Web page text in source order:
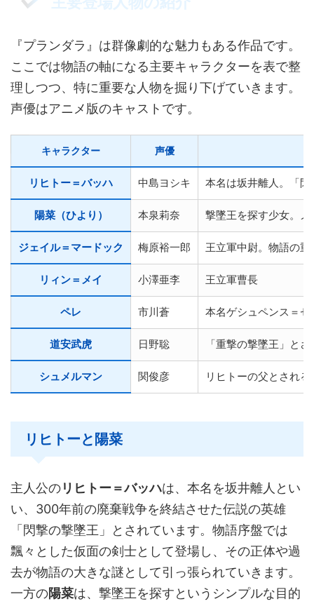
『プランダラ』は群像劇的な魅力もある作品です。
ここでは物語の軸になる主要キャラクターを表で整
理しつつ、特に重要な人物を掘り下げていきます。
声優はアニメ版のキャストです。
キャラクター 声優
リヒトー＝バッハ 中島ヨシキ 本名は坂井離人。「
陽菜（ひより） 本泉莉奈 撃墜王を探す少女。
ジェイル＝マードック 梅原裕一郎 王立軍中尉。物語の重
リィン＝メイ 小澤亜李 王立軍曹長
ペレ 市川蒼 本名ゲシュペンス＝
道安武虎 日野聡 「重撃の撃墜王」と
シュメルマン 関俊彦 リヒトーの父とされ
リヒトーと陽菜
主人公のリヒトー＝バッハは、本名を坂井離人とい
い、300年前の廃棄戦争を終結させた伝説の英雄
「閃撃の撃墜王」とされています。物語序盤では
飄々とした仮面の剣士として登場し、その正体や過
去が物語の大きな謎として引っ張られていきます。
一方の陽菜は、撃墜王を探すというシンプルな目的